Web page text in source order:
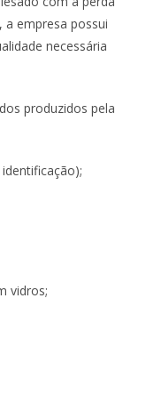
a empresa possui
necessária
produzidos pela
vidros;